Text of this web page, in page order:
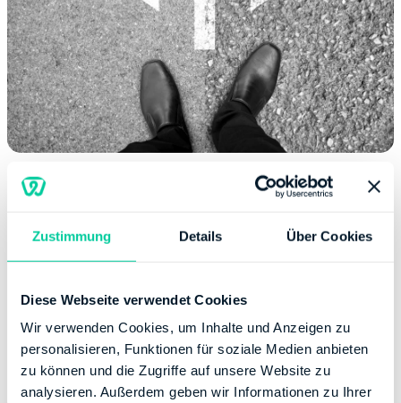
Zustimmung Details Über Cookies
Diese Webseite verwendet Cookies
Wir verwenden Cookies, um Inhalte und Anzeigen zu
personalisieren, Funktionen für soziale Medien anbieten
zu können und die Zugriffe auf unsere Website zu
analysieren. Außerdem geben wir Informationen zu Ihrer
Ermessensspielräume im Steuerrecht
In der Abgabenordnung ist die Zulässigkeit von
steuerlichem Ermessen festgeschrieben. Im deutschen
angewandt. Besonders häufig gibt es
Ermessensspielräume, wenn es um Steuerbescheide,
Haftungsbescheide oder Richterliche Ermessen geht.
Liegt für die Finanzbehörden ein Ermessensspielraum